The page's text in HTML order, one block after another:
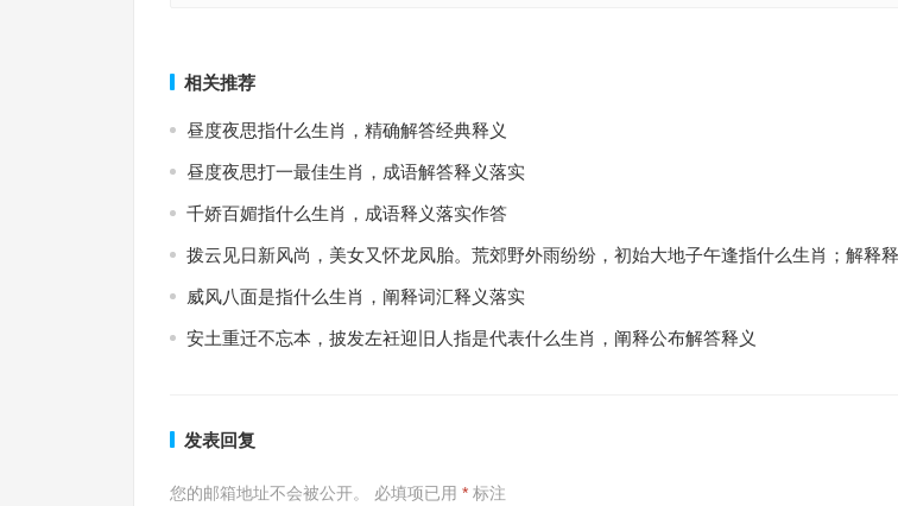
相关推荐
昼度夜思指什么生肖，精确解答经典释义
昼度夜思打一最佳生肖，成语解答释义落实
千娇百媚指什么生肖，成语释义落实作答
拨云见日新风尚，美女又怀龙凤胎。荒郊野外雨纷纷，初始大地子午逢指什么生肖；解释
威风八面是指什么生肖，阐释词汇释义落实
安土重迁不忘本，披发左衽迎旧人指是代表什么生肖，阐释公布解答释义
发表回复
您的邮箱地址不会被公开。 必填项已用 * 标注